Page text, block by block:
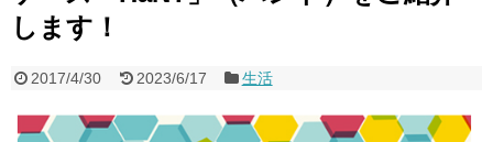
します！
2017/4/30 2023/6/17 生活